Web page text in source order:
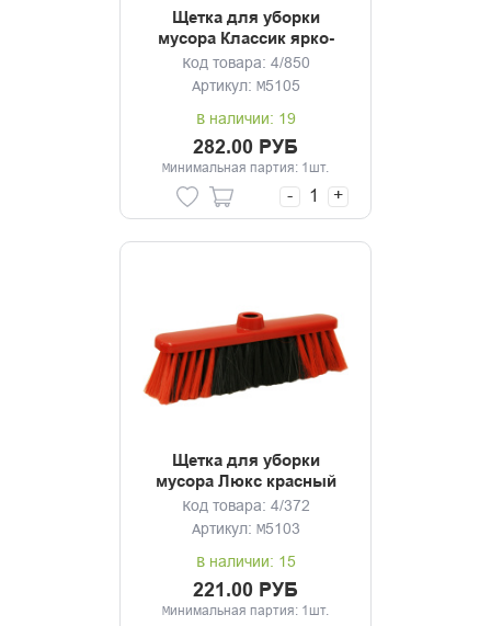
Щетка для уборки
мусора Классик ярко-
зеленый без черенка
Код товара: 4/850
Артикул: М5105
В наличии: 19
282.00 РУБ
Минимальная партия: 1шт.
- +
Щетка для уборки
мусора Люкс красный
без черенка
Код товара: 4/372
Артикул: М5103
В наличии: 15
221.00 РУБ
Минимальная партия: 1шт.